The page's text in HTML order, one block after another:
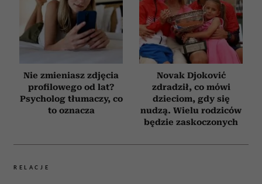
Nie zmieniasz zdjęcia
profilowego od lat?
Psycholog tłumaczy, co
to oznacza
Novak Djoković
zdradził, co mówi
dzieciom, gdy się
nudzą. Wielu rodziców
będzie zaskoczonych
RELACJE